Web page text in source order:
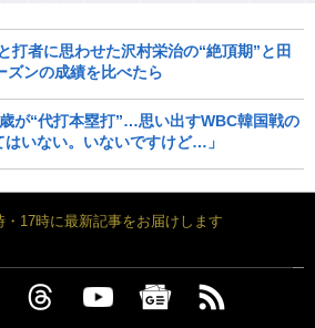
打者に思わせた沢村栄治の“絶頂期”と田
ズンの成績を比べたら
が“代打本塁打”…思い出すWBC韓国戦の
いない。いないですけど…」
・17時に最新記事をお届けします